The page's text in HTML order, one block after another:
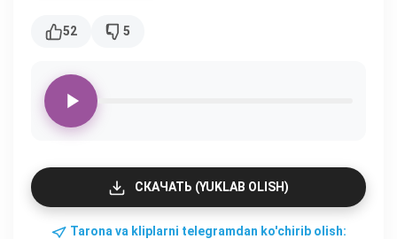
52 5
СКАЧАТЬ (YUKLAB OLISH)
Tarona va kliplarni telegramdan ko'chirib olish: